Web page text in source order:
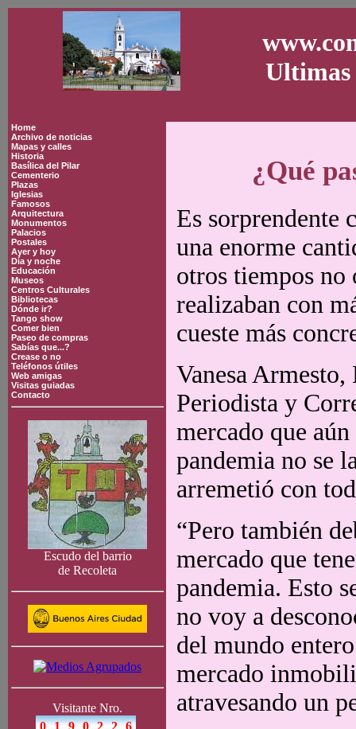
Ultimas
Home
Archivo de noticias
Mapas y calles
Historia
Basílica del Pilar
Cementerio
Plazas
Iglesias
Famosos
Arquitectura
Monumentos
Palacios
Postales
Ayer y hoy
Día y noche
Educación
Museos
Centros Culturales
Bibliotecas
Dónde ir?
Tango show
Comer bien
Paseo de compras
Sabías que...?
Crease o no
Teléfonos útiles
Web amigas
Visitas guiadas
Contacto
Escudo del barrio
de Recoleta
Visitante Nro.
¿Qué
Es sorprendente
una enorme
otros tiempos no
realizaban con
cueste más
Vanesa
Periodista y
mercado que
pandemia no se
arremetió con
“Pero también
mercado que
pandemia. Esto
no voy a
del mundo
mercado
atravesando un